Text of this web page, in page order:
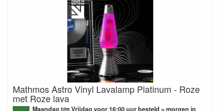
Mathmos Astro Vinyl Lavalamp Platinum - Roze
met Roze lava
Maandag t/m Vrijdag voor 16:00 uur besteld = morgen in